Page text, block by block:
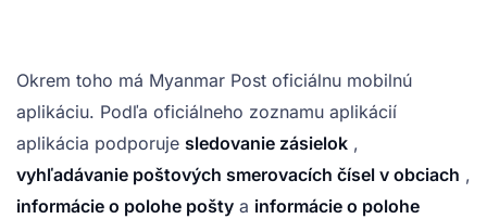
Okrem toho má Myanmar Post oficiálnu mobilnú
aplikáciu. Podľa oficiálneho zoznamu aplikácií
aplikácia podporuje sledovanie zásielok ,
vyhľadávanie poštových smerovacích čísel v obciach ,
informácie o polohe pošty a informácie o polohe